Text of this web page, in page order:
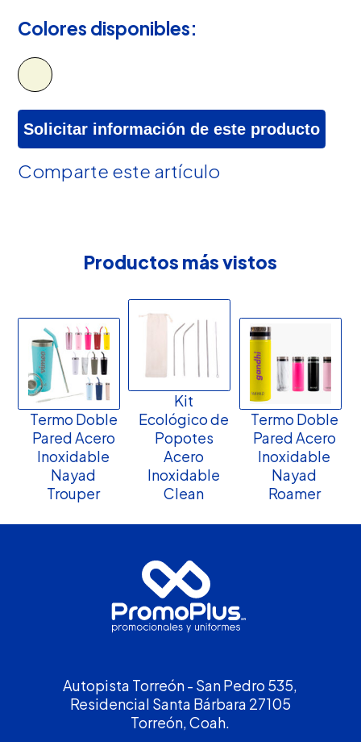
Colores disponibles:
Solicitar información de este producto
Comparte este artículo
Productos más vistos
Termo Doble
Pared Acero
Inoxidable
Nayad
Trouper
Kit
Ecológico de
Popotes
Acero
Inoxidable
Clean
Termo Doble
Pared Acero
Inoxidable
Nayad
Roamer
Autopista Torreón - San Pedro 535,
Residencial Santa Bárbara 27105
Torreón, Coah.